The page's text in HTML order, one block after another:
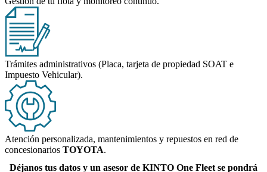
Trámites administrativos (Placa, tarjeta de propiedad SOAT e
Impuesto Vehicular).
Atención personalizada, mantenimientos y repuestos en red de
concesionarios TOYOTA.
Déjanos tus datos y un asesor de KINTO One Fleet se pondrá